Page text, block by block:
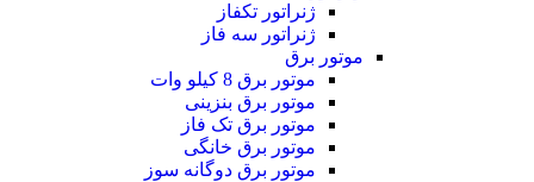
ژنراتور تکفاز
ژنراتور سه فاز
موتور برق
موتور برق 8 کیلو وات
موتور برق بنزینی
موتور برق تک فاز
موتور برق خانگی
موتور برق دوگانه سوز